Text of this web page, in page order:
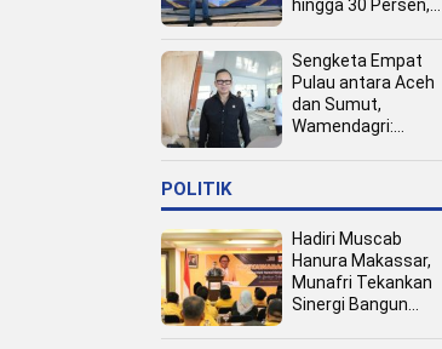
hingga 30 Persen,
Jamaah Haji dan
Umrah
Sengketa Empat
Pulau antara Aceh
dan Sumut,
Wamendagri:
POLITIK
Hadiri Muscab
Hanura Makassar,
Munafri Tekankan
Sinergi Bangun